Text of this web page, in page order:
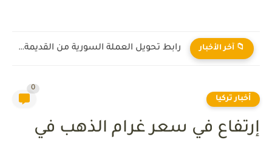
📁 آخر الأخبار رابط تحويل العملة السورية من القديمة إلى الجديدة 2026
أخبار تركيا
0
إرتفاع في سعر غرام الذهب في